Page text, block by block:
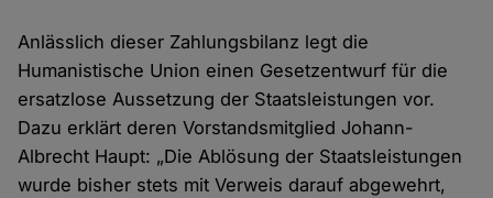
Anlässlich dieser Zahlungsbilanz legt die
Humanistische Union einen Gesetzentwurf für die
ersatzlose Aussetzung der Staatsleistungen vor.
Dazu erklärt deren Vorstandsmitglied Johann-
Albrecht Haupt: „Die Ablösung der Staatsleistungen
wurde bisher stets mit Verweis darauf abgewehrt,